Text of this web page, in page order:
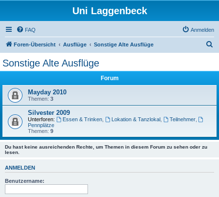
Uni Laggenbeck
FAQ Anmelden
Foren-Übersicht Ausflüge Sonstige Alte Ausflüge
Sonstige Alte Ausflüge
Forum
Mayday 2010
Themen: 3
Silvester 2009
Unterforen: Essen & Trinken, Lokation & Tanzlokal, Teilnehmer,
Pennplätze
Themen: 9
Du hast keine ausreichenden Rechte, um Themen in diesem Forum zu sehen oder zu
lesen.
ANMELDEN
Benutzername: